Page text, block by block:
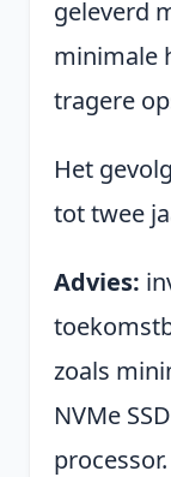
geleverd
minimale
tragere
Het
tot twee
Advies:
zoals
NVMe
processor.